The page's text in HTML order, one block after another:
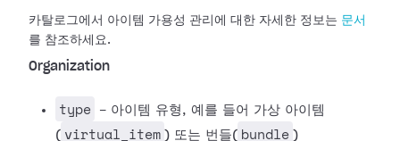
카탈로그에서 아이템 가용성 관리에 대한 자세한 정보는 문서
를 참조하세요.
Organization
type
- 아이템 유형, 예를 들어 가상 아이템
( virtual_item ) 또는 번들( bundle )